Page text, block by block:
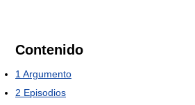
Contenido
1 Argumento
2 Episodios